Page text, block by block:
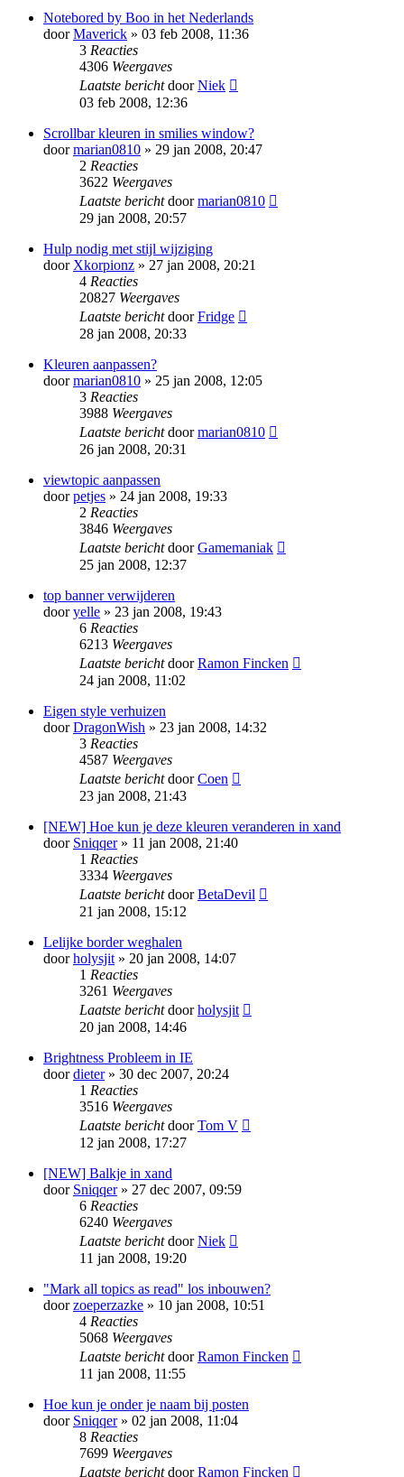
Notebored by Boo in het Nederlands
doorMaverick » 03 feb 2008, 11:36
3 Reacties
4306 Weergaves
Laatste berichtdoorNiek
03 feb 2008, 12:36
Scrollbar kleuren in smilies window?
doormarian0810 » 29 jan 2008, 20:47
2 Reacties
3622 Weergaves
Laatste berichtdoormarian0810
29 jan 2008, 20:57
Hulp nodig met stijl wijziging
doorXkorpionz » 27 jan 2008, 20:21
4 Reacties
20827 Weergaves
Laatste berichtdoorFridge
28 jan 2008, 20:33
Kleuren aanpassen?
doormarian0810 » 25 jan 2008, 12:05
3 Reacties
3988 Weergaves
Laatste berichtdoormarian0810
26 jan 2008, 20:31
viewtopic aanpassen
doorpetjes » 24 jan 2008, 19:33
2 Reacties
3846 Weergaves
Laatste berichtdoorGamemaniak
25 jan 2008, 12:37
top banner verwijderen
dooryelle » 23 jan 2008, 19:43
6 Reacties
6213 Weergaves
Laatste berichtdoorRamon Fincken
24 jan 2008, 11:02
Eigen style verhuizen
doorDragonWish » 23 jan 2008, 14:32
3 Reacties
4587 Weergaves
Laatste berichtdoorCoen
23 jan 2008, 21:43
[NEW] Hoe kun je deze kleuren veranderen in xand
door Sniqqer» 11 jan 2008, 21:40
1 Reacties
3334 Weergaves
Laatste berichtdoorBetaDevil
21 jan 2008, 15:12
Lelijke border weghalen
doorholysjit» 20 jan 2008, 14:07
1 Reacties
3261 Weergaves
Laatste berichtdoorholysjit
20 jan 2008, 14:46
Brightness Probleem in IE
doordieter» 30 dec 2007, 20:24
1 Reacties
3516 Weergaves
Laatste berichtdoorTom V
12 jan 2008, 17:27
[NEW] Balkje in xand
door Sniqqer» 27 dec 2007, 09:59
6 Reacties
6240 Weergaves
Laatste berichtdoorNiek
11 jan 2008, 19:20
"Mark all topics as read" los inbouwen?
doorzoeperzazke » 10 jan 2008, 10:51
4 Reacties
5068 Weergaves
Laatste berichtdoorRamon Fincken
11 jan 2008, 11:55
Hoe kun je onder je naam bij posten
door Sniqqer» 02 jan 2008, 11:04
8 Reacties
7699 Weergaves
Laatste berichtdoorRamon Fincken